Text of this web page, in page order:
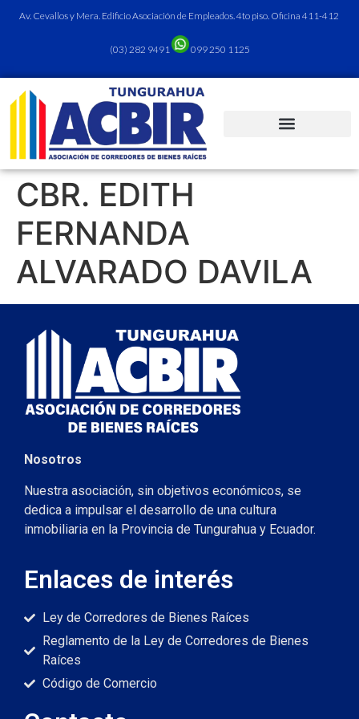
Av. Cevallos y Mera. Edificio Asociación de Empleados. 4to piso. Oficina 411-412
(03) 282 9491 099 250 1125
CBR. EDITH
FERNANDA
ALVARADO DAVILA
Nosotros
Nuestra asociación, sin objetivos económicos, se
dedica a impulsar el desarrollo de una cultura
inmobiliaria en la Provincia de Tungurahua y Ecuador.
Enlaces de interés
Ley de Corredores de Bienes Raíces
Reglamento de la Ley de Corredores de Bienes
Raíces
Código de Comercio